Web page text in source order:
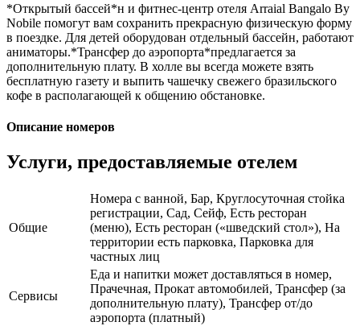
*Открытый бассей*н и фитнес-центр отеля Arraial Bangalo By
Nobile помогут вам сохранить прекрасную физическую форму
в поездке. Для детей оборудован отдельный бассейн, работают
аниматоры.*Трансфер до аэропорта*предлагается за
дополнительную плату. В холле вы всегда можете взять
бесплатную газету и выпить чашечку свежего бразильского
кофе в располагающей к общению обстановке.
Описание номеров
Услуги, предоставляемые отелем
Общие
Номера с ванной, Бар, Круглосуточная стойка
регистрации, Сад, Сейф, Есть ресторан
(меню), Есть ресторан («шведский стол»), На
территории есть парковка, Парковка для
частных лиц
Сервисы
Еда и напитки может доставляться в номер,
Прачечная, Прокат автомобилей, Трансфер (за
дополнительную плату), Трансфер от/до
аэропорта (платный)